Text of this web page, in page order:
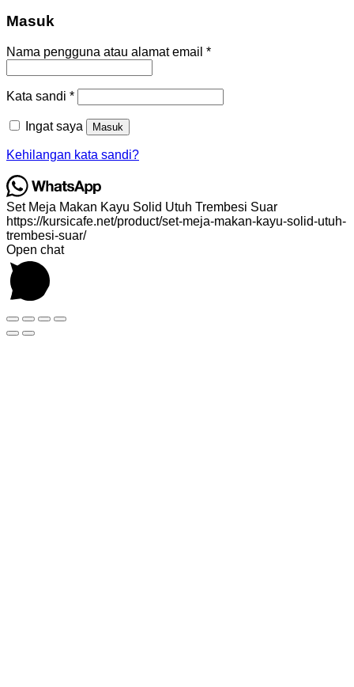
Masuk
Nama pengguna atau alamat email *Wajib
Kata sandi *Wajib
Ingat saya Masuk
Kehilangan kata sandi?
Set Meja Makan Kayu Solid Utuh Trembesi Suar
https://kursicafe.net/product/set-meja-makan-kayu-solid-utuh-
trembesi-suar/
Open chat